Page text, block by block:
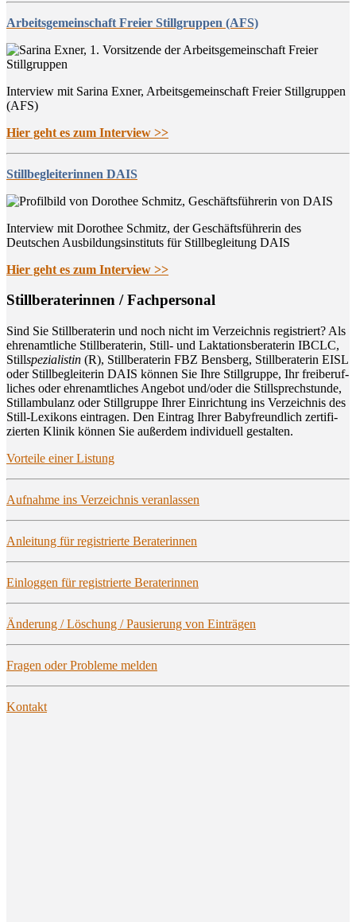
Arbeitsgemeinschaft Freier Stillgruppen (AFS)
Interview mit Sarina Exner, Arbeitsgemeinschaft Freier Stillgruppen
(AFS)
Hier geht es zum Interview >>
Stillbegleiterinnen DAIS
Interview mit Dorothee Schmitz, der Geschäftsführerin des
Deutschen Ausbildungsinstituts für Stillbegleitung DAIS
Hier geht es zum Interview >>
Still­be­ra­te­rin­nen / Fachpersonal
Sind Sie Still­be­ra­te­rin und noch nicht im Ver­zeich­nis regis­triert? Als
ehren­amt­li­che Still­be­ra­te­rin, Still- und Lak­ta­ti­ons­be­ra­te­rin IBCLC,
Stillspe­zia­lis­tin (R), Still­be­ra­te­rin FBZ Bens­berg, Still­be­ra­te­rin EISL
oder Still­be­glei­te­rin DAIS kön­nen Sie Ihre Still­grup­pe, Ihr frei­be­ruf­
li­ches oder ehren­amt­li­ches Ange­bot und/oder die Still­sprech­stun­de,
Still­am­bu­lanz oder Still­grup­pe Ihrer Ein­rich­tung ins Ver­zeich­nis des
Still-Lexi­kons ein­tra­gen. Den Ein­trag Ihrer Baby­freund­lich zer­ti­fi­
zier­ten Kli­nik kön­nen Sie außer­dem indi­vi­du­ell gestalten.
Vor­tei­le einer Listung
Auf­nah­me ins Ver­zeich­nis veranlassen
Anlei­tung für regis­trier­te Beraterinnen
Ein­log­gen für regis­trier­te Beraterinnen
Ände­rung / Löschung / Pau­sie­rung von Einträgen
Fra­gen oder Pro­ble­me melden
Kon­takt